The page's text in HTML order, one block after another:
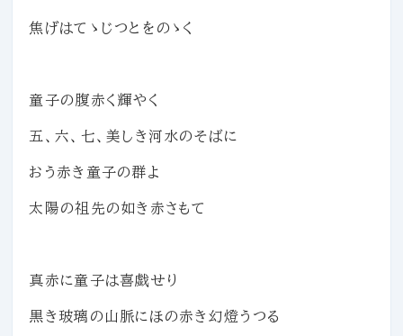
焦げはてゝじつとをのゝく
童子の腹赤く輝やく
五、六、七、美しき河水のそばに
おう赤き童子の群よ
太陽の祖先の如き赤さもて
真赤に童子は喜戯せり
黒き玻璃の山脈にほの赤き幻燈うつる